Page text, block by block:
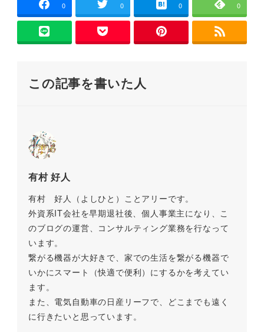
e
b
o
k
er l n y
Li
n
0 0 0 0
この記事を書いた人
有村 好人
有村 好人（よしひと）ことアリーです。
外資系IT会社を早期退社後、個人事業主になり、こ
のブログの運営、コンサルティング業務を行なって
います。
繋がる機器が大好きで、家での生活を繋がる機器で
いかにスマート（快適で便利）にするかを考えてい
ます。
また、電気自動車の日産リーフで、どこまでも遠く
に行きたいと思っています。